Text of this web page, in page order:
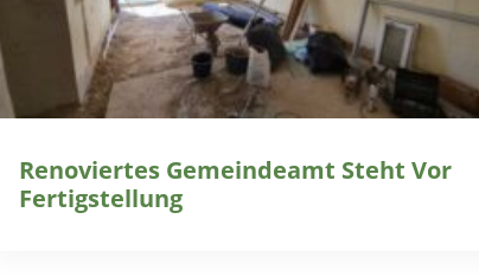
Renoviertes Gemeindeamt Steht Vor
Fertigstellung